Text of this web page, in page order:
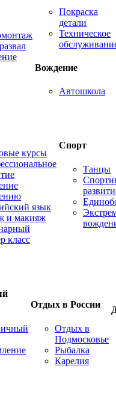
Покраска
детали
Техническое
Вождение
Автошкола
курсы
язык
и макияж
класс
Спорт
Танцы
Отдых в России
Отдых в
Подмосковье
Рыбалка
Карелия